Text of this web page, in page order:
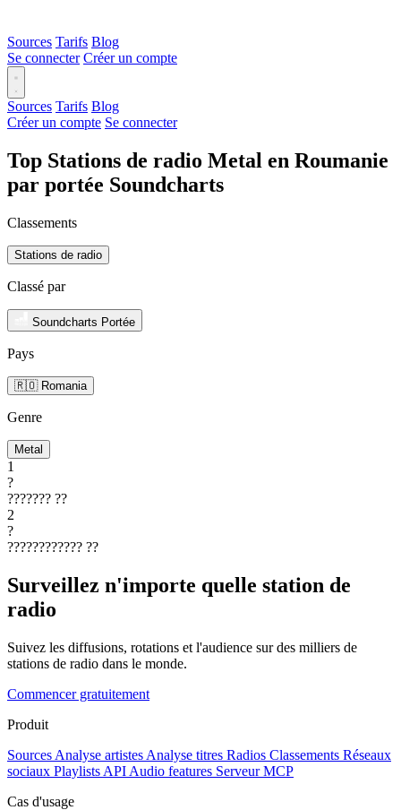
Sources Tarifs Blog
Se connecter Créer un compte
Sources Tarifs Blog
Créer un compte Se connecter
Top Stations de radio Metal en Roumanie
par portée Soundcharts
Classements
Stations de radio
Classé par
Soundcharts Portée
Pays
🇷🇴 Romania
Genre
Metal
1
?
??????? ??
2
?
???????????? ??
Surveillez n'importe quelle station de
radio
Suivez les diffusions, rotations et l'audience sur des milliers de
stations de radio dans le monde.
Commencer gratuitement
Produit
Sources Analyse artistes Analyse titres Radios Classements Réseaux
sociaux Playlists API Audio features Serveur MCP
Cas d'usage